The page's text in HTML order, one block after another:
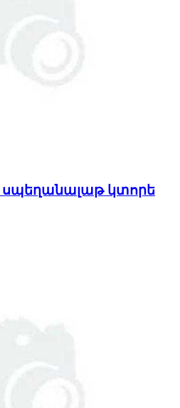
սպեղանալաթ կտորե